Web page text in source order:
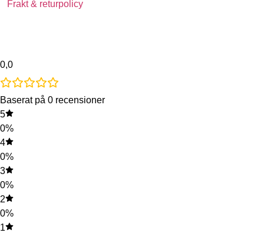
Frakt & returpolicy
0,0
Baserat på 0 recensioner
5
0%
4
0%
3
0%
2
0%
1